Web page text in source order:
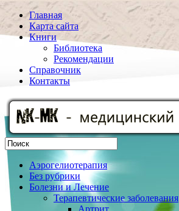
Главная
Карта сайта
Книги
Библиотека
Рекомендации
Справочник
Контакты
Аэрогелиотерапия
Без рубрики
Болезни и Лечение
Терапевтические заболевания
Артрит